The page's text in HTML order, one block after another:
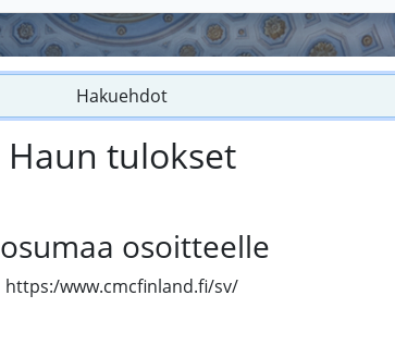
Hakuehdot
Haun tulokset
osumaa osoitteelle
https:/www.cmcfinland.fi/sv/